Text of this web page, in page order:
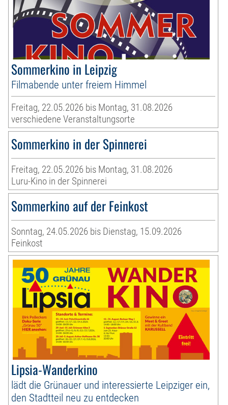
Sommerkino in Leipzig
Filmabende unter freiem Himmel
Freitag, 22.05.2026 bis Montag, 31.08.2026
verschiedene Veranstaltungsorte
Sommerkino in der Spinnerei
Freitag, 22.05.2026 bis Montag, 31.08.2026
Luru-Kino in der Spinnerei
Sommerkino auf der Feinkost
Sonntag, 24.05.2026 bis Dienstag, 15.09.2026
Feinkost
Lipsia-Wanderkino
lädt die Grünauer und interessierte Leipziger ein,
den Stadtteil neu zu entdecken